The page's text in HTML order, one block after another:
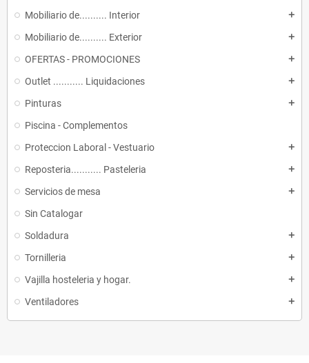
Mobiliario de.......... Interior add
Mobiliario de.......... Exterior add
OFERTAS - PROMOCIONES add
Outlet ........... Liquidaciones add
Pinturas add
Piscina - Complementos
Proteccion Laboral - Vestuario
add
Reposteria........... Pasteleria add
Servicios de mesa add
Sin Catalogar
Soldadura
add
Tornilleria add
Vajilla hosteleria y hogar. add
Ventiladores add